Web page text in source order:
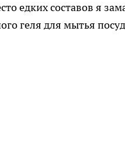
едких составов я
геля для мытья